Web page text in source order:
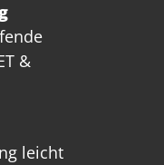
&
leicht